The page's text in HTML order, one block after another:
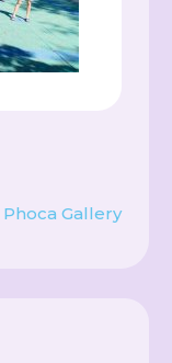
Phoca Gallery